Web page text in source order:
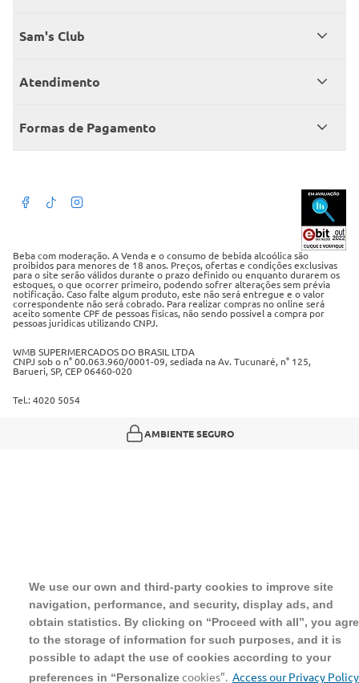
We use our own and third-party cookies to improve site
navigation, performance, and security, display ads, and
obtain statistics. By clicking on “Proceed with all”, you
to the storage of information for such purposes, and it is
possible to adapt the use of cookies according to your
preferences in “Personalizecookies”. Access our Privacy
Quem somos
Encontre um Clube
Sam's Club
Seja sócio
Member’s Mark
Atendimento
Fale conosco
Atendimento em libras
Termos de Uso
Política de privacidade
Política de trocas e devoluções
Formas de Pagamento
Beba com moderação. A Venda e o consumo de bebida alcoólica são
proibidos para menores de 18 anos. Preços, ofertas e condições exclusivas
para o site serão válidos durante o prazo definido ou enquanto durarem os
estoques, o que ocorrer primeiro, podendo sofrer alterações sem prévia
notificação. Caso falte algum produto, este não será entregue e o valor
correspondente não será cobrado. Para realizar compras no online será
aceito somente CPF de pessoas fisicas, não sendo possivel a compra por
pessoas juridicas utilizando CNPJ.
WMB SUPERMERCADOS DO BRASIL LTDA
CNPJ sob o n° 00.063.960/0001-09, sediada na Av. Tucunaré, n° 125,
Barueri, SP, CEP 06460-020
Tel.: 4020 5054
AMBIENTE SEGURO